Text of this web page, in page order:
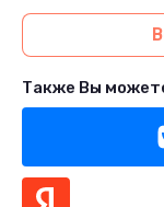
Также Вы